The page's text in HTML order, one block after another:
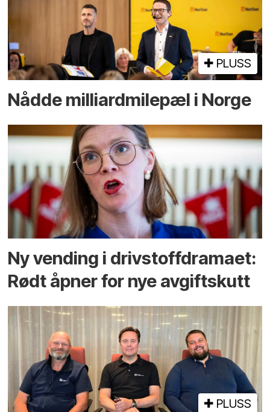
PLUSS
Nådde milliard­­milepæl i Norge
Ny vending i drivstoffdramaet:
Rødt åpner for nye avgiftskutt
PLUSS